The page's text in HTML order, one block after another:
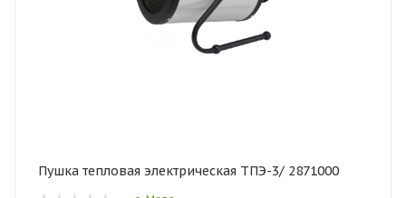
Пушка тепловая электрическая ТПЭ-3/ 2871000